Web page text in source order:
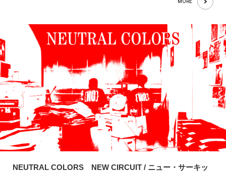
MORE
NEUTRAL COLORS NEW CIRCUIT / ニュー・サーキッ